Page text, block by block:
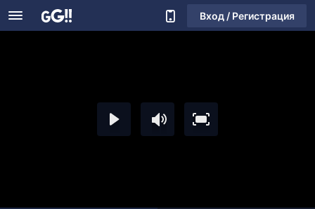
Вход / Регистрация